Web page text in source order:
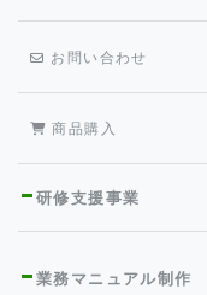
お問い合わせ
商品購入
研修支援事業
業務マニュアル制作